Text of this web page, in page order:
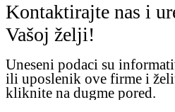
Kontaktirajte nas i
Vašoj želji!
Uneseni podaci su
ili uposlenik ove firme i
kliknite na dugme pored.